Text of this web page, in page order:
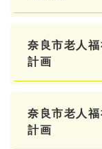
奈良市老人
計画
奈良市老人
計画